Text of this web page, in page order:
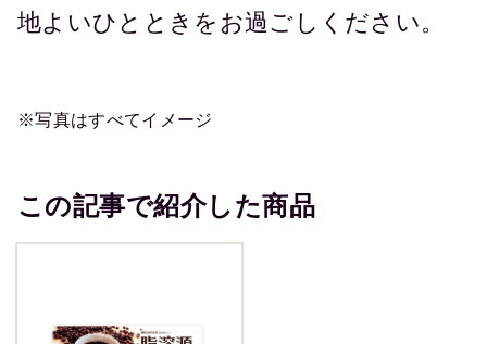
地よいひとときをお過ごしください。
※写真はすべてイメージ
この記事で紹介した商品